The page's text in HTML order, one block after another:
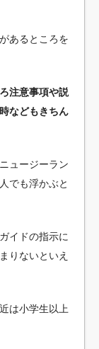
あるところを
注意事項や説
などもきちん
ュージーラン
でも浮かぶと
イドの指示に
りないといえ
は小学生以上